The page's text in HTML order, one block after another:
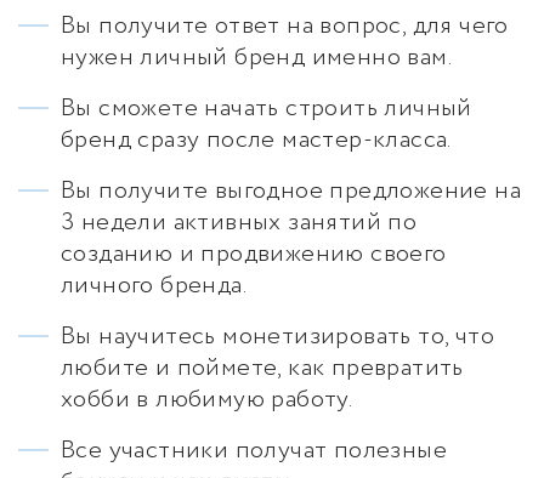
Вы получите ответ на вопрос, для чего
нужен личный бренд именно вам.
Вы сможете начать строить личный
бренд сразу после мастер-класса.
Вы получите выгодное предложение на
3 недели активных занятий по
созданию и продвижению своего
личного бренда.
Вы научитесь монетизировать то, что
любите и поймете, как превратить
хобби в любимую работу.
Все участники получат полезные